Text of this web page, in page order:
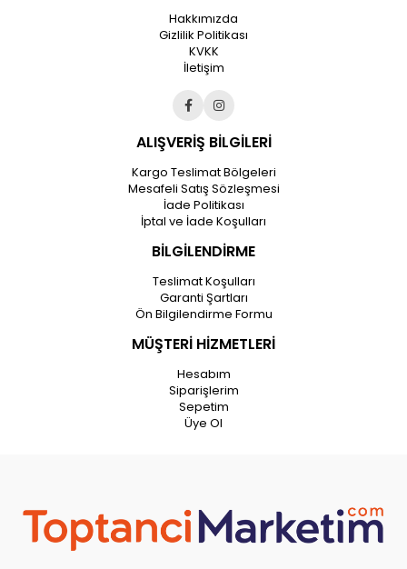
Hakkımızda
Gizlilik Politikası
KVKK
İletişim
ALIŞVERİŞ BİLGİLERİ
Kargo Teslimat Bölgeleri
Mesafeli Satış Sözleşmesi
İade Politikası
İptal ve İade Koşulları
BİLGİLENDİRME
Teslimat Koşulları
Garanti Şartları
Ön Bilgilendirme Formu
MÜŞTERİ HİZMETLERİ
Hesabım
Siparişlerim
Sepetim
Üye Ol